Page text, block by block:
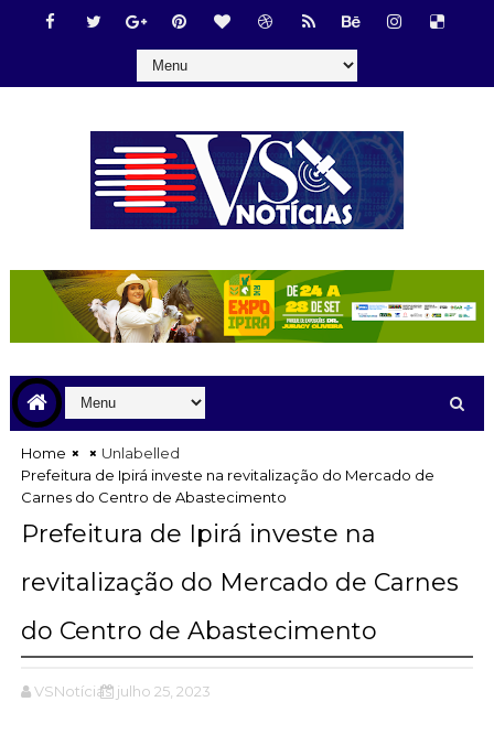
Home
Unlabelled
Prefeitura de Ipirá investe na revitalização do Mercado de
Carnes do Centro de Abastecimento
Prefeitura de Ipirá investe na
revitalização do Mercado de Carnes
do Centro de Abastecimento
VSNotícias julho 25, 2023